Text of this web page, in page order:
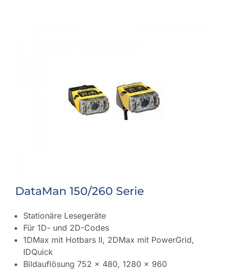
DataMan 150/260 Serie
Stationäre Lesegeräte
Für 1D- und 2D-Codes
1DMax mit Hotbars II, 2DMax mit PowerGrid,
IDQuick
Bildauflösung 752 x 480, 1280 x 960